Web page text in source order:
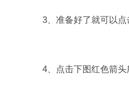
3、准备好了就可以
4、点击下图红色箭